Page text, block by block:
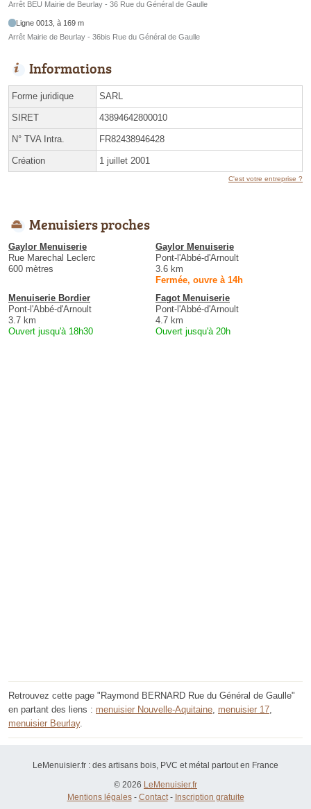
Arrêt BEU Mairie de Beurlay - 36 Rue du Général de Gaulle
Ligne 0013, à 169 m
Arrêt Mairie de Beurlay - 36bis Rue du Général de Gaulle
Informations
Forme juridique SARL
SIRET 43894642800010
N° TVA Intra. FR82438946428
Création 1 juillet 2001
C'est votre entreprise ?
Menuisiers proches
Gaylor Menuiserie
Rue Marechal Leclerc
600 mètres
Gaylor Menuiserie
Pont-l'Abbé-d'Arnoult
3.6 km
Fermée, ouvre à 14h
Menuiserie Bordier
Pont-l'Abbé-d'Arnoult
3.7 km
Ouvert jusqu'à 18h30
Fagot Menuiserie
Pont-l'Abbé-d'Arnoult
4.7 km
Ouvert jusqu'à 20h
Retrouvez cette page "Raymond BERNARD Rue du Général de Gaulle"
en partant des liens : menuisier Nouvelle-Aquitaine menuisier 17
menuisier Beurlay.
LeMenuisier.fr : des artisans bois, PVC et métal partout en France
© 2026 LeMenuisier.fr
Mentions légales- Contact- Inscription gratuite